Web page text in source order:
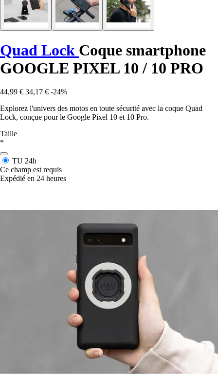
Quad Lock Coque smartphone
GOOGLE PIXEL 10 / 10 PRO
44,99 € 34,17 € -24%
Explorez l'univers des motos en toute sécurité avec la coque Quad
Lock, conçue pour le Google Pixel 10 et 10 Pro.
Taille
*
TU 24h
Ce champ est requis
Expédié en 24 heures